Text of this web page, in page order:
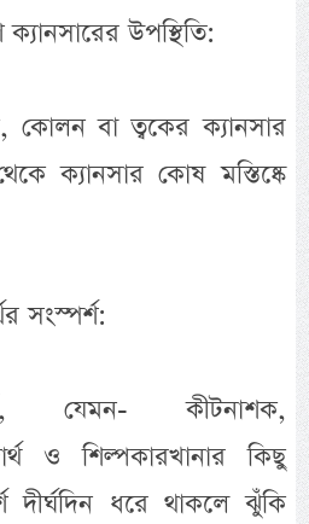
উপস্থিতি:
বা ত্বকের ক্যানসার
ক্যানসার কোষ মস্তিষ্কে
সংস্পর্শ:
যেমন- কীটনাশক,
ও শিল্পকারখানার কিছু
দীর্ঘদিন ধরে থাকলে ঝুঁকি